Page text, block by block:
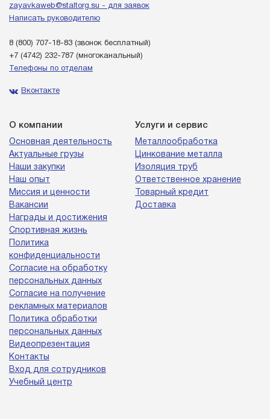
zayavkaweb@staltorg.su - для заявок
Написать руководителю
8 (800) 707-18-83 (звонок бесплатный)
+7 (4742) 232-787 (многоканальный)
Телефоны по отделам
Вконтакте
О компании
Основная деятельность
Актуальные грузы
Наши закупки
Наш опыт
Миссия и ценности
Вакансии
Награды и достижения
Спортивная жизнь
Политика
конфиденциальности
Согласие на обработку
персональных данных
Согласие на получение
рекламных материалов
Политика обработки
персональных данных
Видеопрезентация
Контакты
Вход для сотрудников
Учебный центр
Услуги и сервис
Металлообработка
Цинкование металла
Изоляция труб
Ответственное хранение
Товарный кредит
Доставка